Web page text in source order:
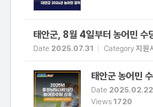
태안군, 8월 4일부터 농어민 수
Date 2025.07.31 Category지원
태안군 농어민
Date 2025.02.22
Views 1720